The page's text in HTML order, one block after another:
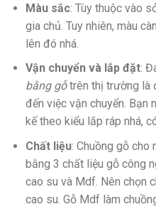
Màu sắc: Tùy thuộc vào
gia chủ. Tuy nhiên, màu
lên đó nhá.
Vận chuyển và lắp đặt:
bằng gỗtrên thị trường là
đến việc vận chuyển. Bạn
kế theo kiểu lắp ráp nhá,
Chất liệu: Chuồng gỗ
bằng 3 chất liệu gỗ công
cao su và Mdf. Nên chọn
cao su. Gỗ Mdf làm